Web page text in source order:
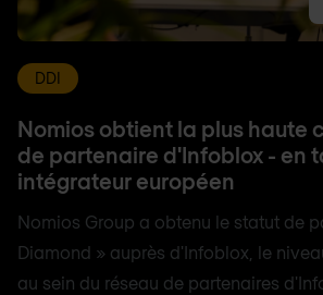
DDI
Nomios obtient la plus haute
de partenaire d'Infoblox - en
intégrateur européen
Nomios Group a obtenu le statut de
Diamond » auprès d'Infoblox, le
au sein du réseau de partenaires